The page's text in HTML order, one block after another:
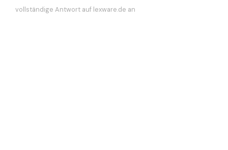
vollständige Antwort auf lexware.de an